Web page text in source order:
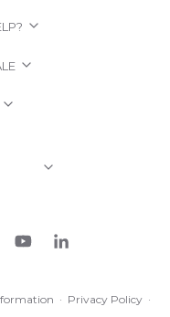
· Privacy Policy ·